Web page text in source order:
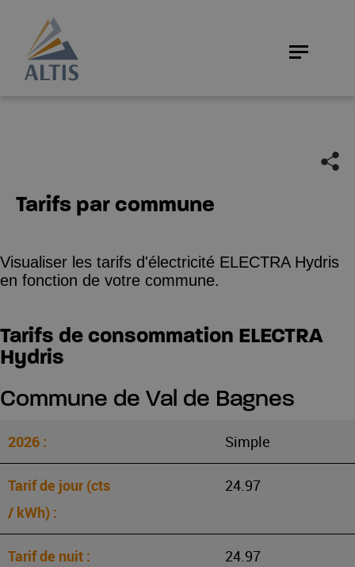
Tarifs par commune
Visualiser les tarifs d'électricité ELECTRA Hydris
en fonction de votre commune.
Tarifs de consommation ELECTRA
Hydris
Commune de Val de Bagnes
Simple
24.97
24.97